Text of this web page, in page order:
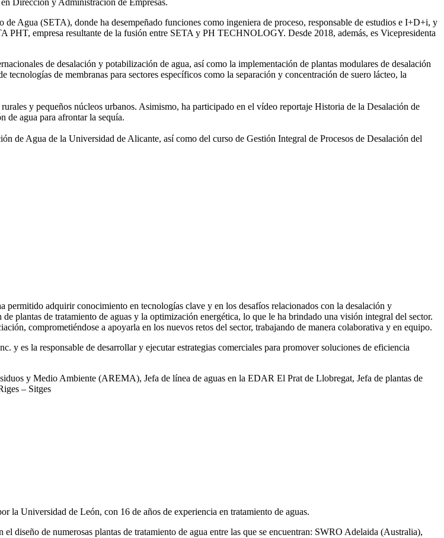
Agua (SETA), donde ha desempeñado funciones como ingeniera de proceso, responsable de estudios e I+D+i, y
PHT, empresa resultante de la fusión entre SETA y PH TECHNOLOGY. Desde 2018, además, es Vicepresidenta
de desalación y potabilización de agua, así como la implementación de plantas modulares de desalación
tecnologías de membranas para sectores específicos como la separación y concentración de suero lácteo, la
rurales y pequeños núcleos urbanos. Asimismo, ha participado en el vídeo reportaje Historia de la Desalación de
de agua para afrontar la sequía.
de Agua de la Universidad de Alicante, así como del curso de Gestión Integral de Procesos de Desalación del
adquirir conocimiento en tecnologías clave y en los desafíos relacionados con la desalación y
plantas de tratamiento de aguas y la optimización energética, lo que le ha brindado una visión integral del sector.
comprometiéndose a apoyarla en los nuevos retos del sector, trabajando de manera colaborativa y en equipo.
es la responsable de desarrollar y ejecutar estrategias comerciales para promover soluciones de eficiencia
y Medio Ambiente (AREMA), Jefa de línea de aguas en la EDAR El Prat de Llobregat, Jefa de plantas de
– Sitges
Universidad de León, con 16 de años de experiencia en tratamiento de aguas.
diseño de numerosas plantas de tratamiento de agua entre las que se encuentran: SWRO Adelaida (Australia),